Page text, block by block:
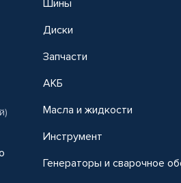
Шины
Диски
Запчасти
АКБ
Масла и жидкости
Инструмент
Генераторы и сварочное